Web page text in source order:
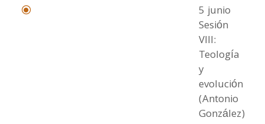
\
5 junio
Sesión
VIII:
Teología
y
evolución
(Antonio
González)